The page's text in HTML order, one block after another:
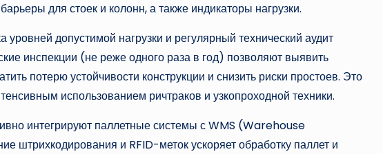
для стоек и колонн, а также индикаторы нагрузки.
допустимой нагрузки и регулярный технический аудит
инспекции (не реже одного раза в год) позволяют выявить
потерю устойчивости конструкции и снизить риски простоев. Это
использованием ричтраков и узкопроходной техники.
интегрируют паллетные системы с WMS (Warehouse
и RFID-меток ускоряет обработку паллет и